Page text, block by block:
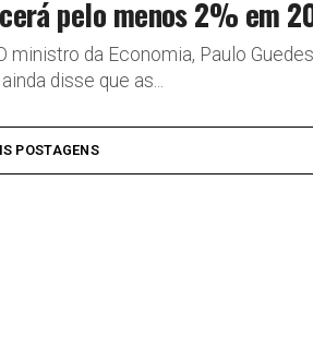
pelo menos 2% em
da Economia, Paulo
disse que as...
POSTAGENS